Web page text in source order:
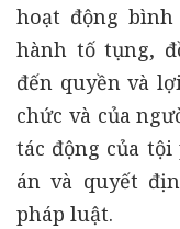
hoạt động
hành tố tụng,
đến quyền và
chức và của
tác động của
án và quyết
pháp luật.